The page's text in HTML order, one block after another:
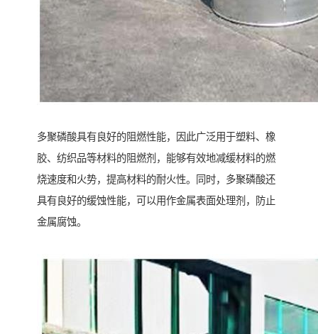
多聚磷酸具有良好的阻燃性能，因此广泛用于塑料、橡
胶、纺织品等材料的阻燃剂，能够有效地减缓材料的燃
烧速度和火势，提高材料的耐火性。同时，多聚磷酸还
具有良好的缓蚀性能，可以用作金属表面处理剂，防止
金属腐蚀。